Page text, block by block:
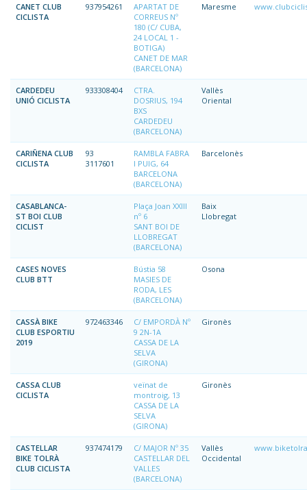
CANET CLUB
CICLISTA
937954261
APARTAT DE
CORREUS Nº
180 (C/ CUBA,
24 LOCAL 1 -
BOTIGA)
CANET DE MAR
(BARCELONA)
Maresme
CARDEDEU
UNIÓ CICLISTA
933308404
CTRA.
DOSRIUS, 194
BXS
CARDEDEU
(BARCELONA)
Vallès
Oriental
CARIÑENA CLUB
CICLISTA
93
3117601
RAMBLA FABRA
I PUIG, 64
BARCELONA
(BARCELONA)
Barcelonès
CASABLANCA-
ST BOI CLUB
CICLIST
Plaça Joan XXIII
nº 6
SANT BOI DE
LLOBREGAT
(BARCELONA)
Baix
Llobregat
CASES NOVES
CLUB BTT
Bústia 58
MASIES DE
RODA, LES
(BARCELONA)
Osona
CASSÀ BIKE
CLUB ESPORTIU
2019
972463346
C/ EMPORDÀ Nº
9 2N-1A
CASSA DE LA
SELVA
(GIRONA)
Gironès
CASSA CLUB
CICLISTA
veïnat de
montroig, 13
CASSA DE LA
SELVA
(GIRONA)
Gironès
CASTELLAR
BIKE TOLRÀ
CLUB CICLISTA
937474179
C/ MAJOR Nº 35
CASTELLAR DEL
VALLES
(BARCELONA)
Vallès
Occidental